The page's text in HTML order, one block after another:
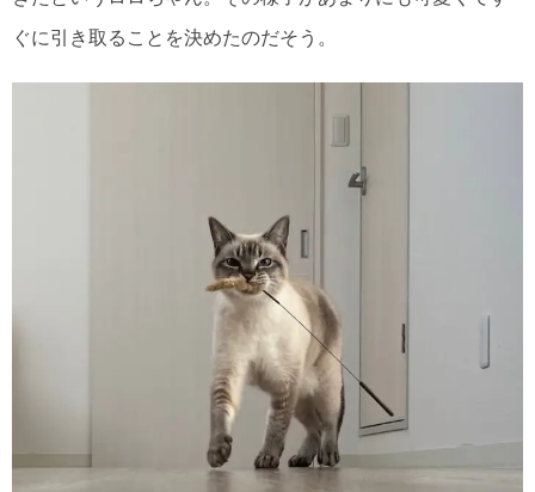
ぐに引き取ることを決めたのだそう。